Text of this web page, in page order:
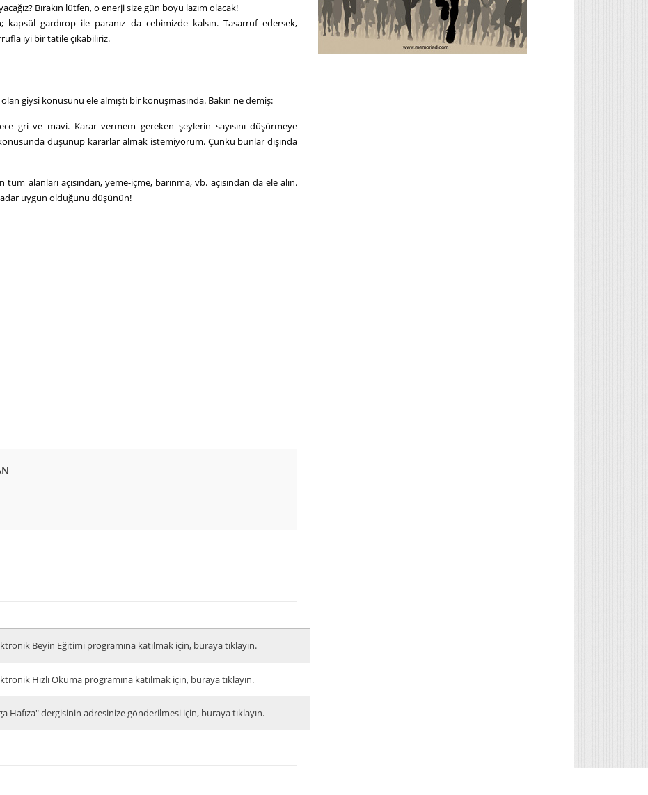
Bırakın lütfen, o enerji size gün boyu lazım olacak!
gardırop ile paranız da cebimizde kalsın. Tasarruf edersek,
iyi bir tatile çıkabiliriz.
giysi konusunu ele almıştı bir konuşmasında. Bakın ne demiş:
gri ve mavi. Karar vermem gereken şeylerin sayısını düşürmeye
düşünüp kararlar almak istemiyorum. Çünkü bunlar dışında
alanları açısından, yeme-içme, barınma, vb. açısından da ele alın.
uygun olduğunu düşünün!
Beyin Eğitimi programına katılmak için, buraya tıklayın.
Hızlı Okuma programına katılmak için, buraya tıklayın.
Hafıza" dergisinin adresinize gönderilmesi için, buraya tıklayın.